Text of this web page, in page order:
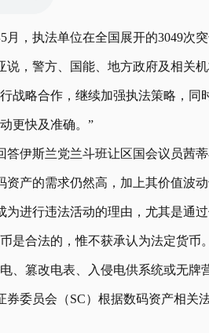
月，执法单位在全国展开的3049次
，警方、国能、地方政府及相关
战略合作，继续加强执法策略，
更快及准确。”
伊斯兰党兰斗班让区国会议员茜
产的需求仍然高，加上其价值波
进行违法活动的理由，尤其是通过
是合法的，惟不获承认为法定货币。
、篡改电表、入侵电供系统或无牌
委员会（SC）根据数码资产相关